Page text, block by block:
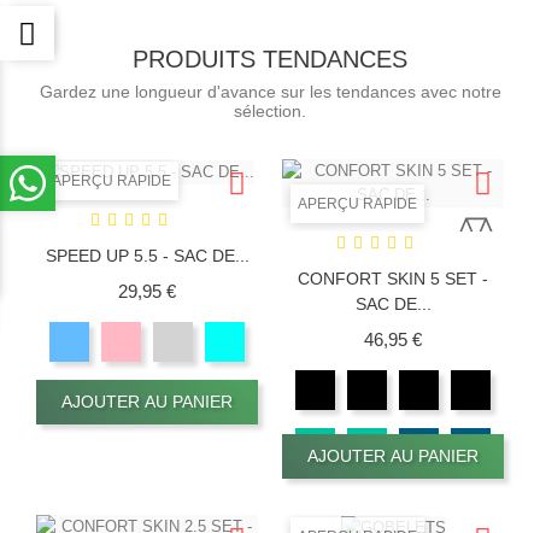
PRODUITS TENDANCES
Gardez une longueur d'avance sur les tendances avec notre
sélection.
APERÇU RAPIDE
SPEED UP 5.5 - SAC DE...
29,95 €Prix
AJOUTER AU PANIER
APERÇU RAPIDE
CONFORT SKIN 5 SET -
SAC DE...
46,95 €Prix
AJOUTER AU PANIER